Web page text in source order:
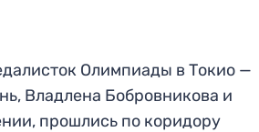
Олимпиады в Токио —
Владлена Бобровникова и
прошлись по коридору